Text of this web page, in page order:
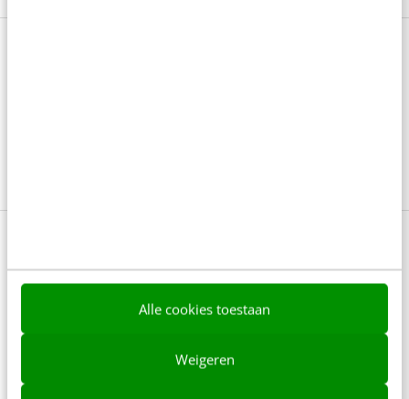
Alle cookies toestaan
Weigeren
Lees 2 reacties Delen